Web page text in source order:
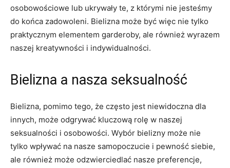
osobowościowe lub ukrywały te, z którymi nie‌ jesteśmy
⁢do końca zadowoleni. Bielizna ⁢może⁢ być więc nie tylko
praktycznym‌ elementem garderoby, ale również wyrazem
⁤naszej kreatywności i indywidualności.
Bielizna ⁣a nasza​ seksualność
Bielizna, pomimo⁤ tego,⁢ że często‍ jest niewidoczna dla
innych, może ⁤odgrywać kluczową rolę w naszej
‍seksualności i osobowości. Wybór bielizny może ‌nie‍
tylko wpływać‌ na nasze‌ samopoczucie i ⁣pewność siebie,
ale również może ⁤odzwierciedlać nasze preferencje,